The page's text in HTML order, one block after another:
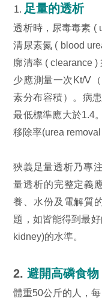
足量的透析
透析時，尿毒毒素 (
清尿素氮 ( blood
廓清率 ( clearance
少應測量一次Kt/V
素分布容積）。病
最低標準應大於1.4
移除率(urea
狹義足量透析乃專
量透析的完整定義
養、水份及電解質
題，如皆能得到最
kidney)的水準。
2.避開高磷食物
體重50公斤的人，